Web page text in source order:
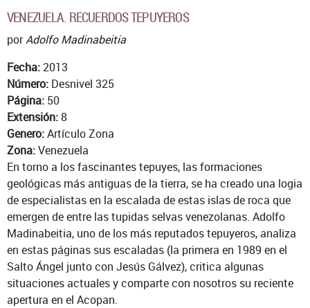
VENEZUELA. RECUERDOS TEPUYEROS
porAdolfo Madinabeitia
Fecha:2013
Número: Desnivel 325
Página: 50
Extensión:8
Genero:Artículo Zona
Zona:Venezuela
En torno a los fascinantes tepuyes, las formaciones
geológicas más antiguas de la tierra, se ha creado una logia
de especialistas en la escalada de estas islas de roca que
emergen de entre las tupidas selvas venezolanas. Adolfo
Madinabeitia, uno de los más reputados tepuyeros, analiza
en estas páginas sus escaladas (la primera en 1989 en el
Salto Ángel junto con Jesús Gálvez), critica algunas
situaciones actuales y comparte con nosotros su reciente
apertura en el Acopan.